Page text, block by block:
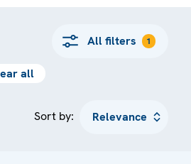
All filters 1
all
Sort by: